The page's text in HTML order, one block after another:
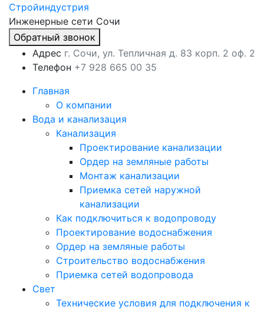
Стройиндустрия
Инженерные сети Сочи
Обратный звонок
Адрес г. Сочи, ул. Тепличная д. 83 корп. 2 оф. 2
Телефон +7 928 665 00 35
Главная
О компании
Вода и канализация
Канализация
Проектирование канализации
Ордер на земляные работы
Монтаж канализации
Приемка сетей наружной
канализации
Как подключиться к водопроводу
Проектирование водоснабжения
Ордер на земляные работы
Строительство водоснабжения
Приемка сетей водопровода
Свет
Технические условия для подключения к